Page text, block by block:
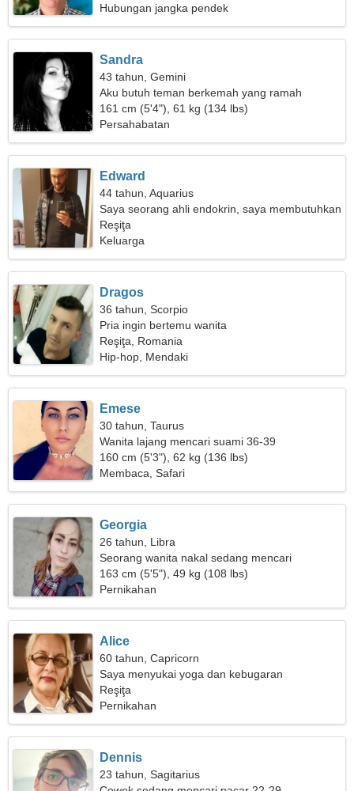
Hubungan jangka pendek
Sandra
43 tahun, Gemini
Aku butuh teman berkemah yang ramah
161 cm (5'4"), 61 kg (134 lbs)
Persahabatan
Edward
44 tahun, Aquarius
Saya seorang ahli endokrin, saya membutuhkan
wanita yang luar biasa
Reşiţa
Keluarga
Dragos
36 tahun, Scorpio
Pria ingin bertemu wanita
Reşiţa, Romania
Hip-hop, Mendaki
Emese
30 tahun, Taurus
Wanita lajang mencari suami 36-39
160 cm (5'3"), 62 kg (136 lbs)
Membaca, Safari
Georgia
26 tahun, Libra
Seorang wanita nakal sedang mencari
hubungan yang serius
163 cm (5'5"), 49 kg (108 lbs)
Pernikahan
Alice
60 tahun, Capricorn
Saya menyukai yoga dan kebugaran
Reşiţa
Pernikahan
Dennis
23 tahun, Sagitarius